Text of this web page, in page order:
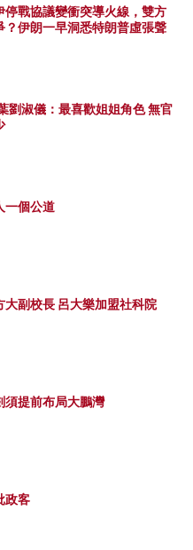
停戰協議變衝突導火線，雙方
？伊朗一早洞悉特朗普虛張聲
劉淑儀：最喜歡姐姐角色 無官
一個公道
大副校長 呂大樂加盟社科院
須提前布局大鵬灣
政客